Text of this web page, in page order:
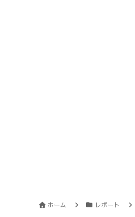
ホーム レポート